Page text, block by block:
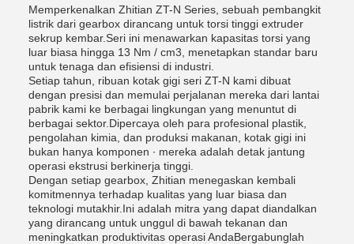
Memperkenalkan Zhitian ZT-N Series, sebuah pembangkit
listrik dari gearbox dirancang untuk torsi tinggi extruder
sekrup kembar.Seri ini menawarkan kapasitas torsi yang
luar biasa hingga 13 Nm / cm3, menetapkan standar baru
untuk tenaga dan efisiensi di industri.
Setiap tahun, ribuan kotak gigi seri ZT-N kami dibuat
dengan presisi dan memulai perjalanan mereka dari lantai
pabrik kami ke berbagai lingkungan yang menuntut di
berbagai sektor.Dipercaya oleh para profesional plastik,
pengolahan kimia, dan produksi makanan, kotak gigi ini
bukan hanya komponen ∙ mereka adalah detak jantung
operasi ekstrusi berkinerja tinggi.
Dengan setiap gearbox, Zhitian menegaskan kembali
komitmennya terhadap kualitas yang luar biasa dan
teknologi mutakhir.Ini adalah mitra yang dapat diandalkan
yang dirancang untuk unggul di bawah tekanan dan
meningkatkan produktivitas operasi AndaBergabunglah